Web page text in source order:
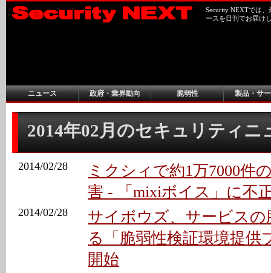
Security NEXTでは
ースを日刊でお届け
ニュース 政府・業界動向 脆弱性 製品・サ
2014年02月のセキュリティニ
2014/02/28
ミクシィで約1万7000件
害 - 「mixiボイス」に不
2014/02/28
サイボウズ、サービスの
る「脆弱性検証環境提供
開始